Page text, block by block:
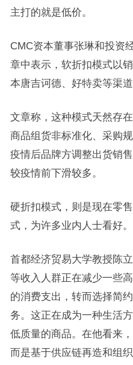
主打的就是低价。
CMC资本董事张琳和投资
章中表示，软折扣模式以
本唐吉诃德、好特卖等渠道
文章称，这种模式天然存
商品组货非标准化、采购
疫情后品牌方调整出货销
较疫情前下滑较多。
硬折扣模式，则是现在零
式，为许多业内人士看好。
首都经济贸易大学教授陈
等收入人群正在减少一些
的消费支出，转而选择简
务。这正在成为一种生活
低质量的商品。在他看来
而是基于供应链再造和组